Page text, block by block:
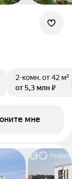
2-комн.от 42 м²
от 5,3 млн ₽
мне